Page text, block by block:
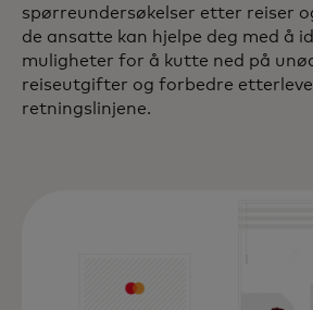
spørreundersøkelser etter reiser
de ansatte kan hjelpe deg med å
muligheter for å kutte ned på
reiseutgifter og forbedre
retningslinjene.